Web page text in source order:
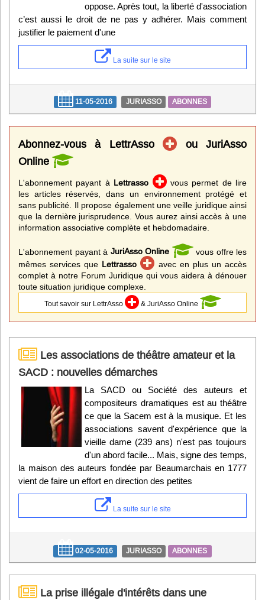
oppose. Après tout, la liberté d'association
c’est aussi le droit de ne pas y adhérer. Mais comment
justifier le paiement d'une
La suite sur le site
11-05-2016 JURIASSO ABONNES
Abonnez-vous à LettrAsso
ou JuriAsso
Online
L'abonnement payant à Lettrasso
vous permet de lire
les articles réservés, dans un environnement protégé et
sans publicité. Il propose également une veille juridique ainsi
que la dernière jurisprudence. Vous aurez ainsi accès à une
information associative complète et hebdomadaire.
L'abonnement payant à JuriAsso Online
vous offre les
mêmes services que Lettrasso
avec en plus un accès
complet à notre Forum Juridique qui vous aidera à dénouer
toute situation juridique complexe.
Tout savoir sur LettrAsso & JuriAsso Online
Les associations de théâtre amateur et la
SACD : nouvelles démarches
La SACD ou Société des auteurs et
compositeurs dramatiques est au théâtre
ce que la Sacem est à la musique. Et les
associations savent d'expérience que la
vieille dame (239 ans) n'est pas toujours
d'un abord facile... Mais, signe des temps,
la maison des auteurs fondée par Beaumarchais en 1777
vient de faire un effort en direction des petites
La suite sur le site
02-05-2016 JURIASSO ABONNES
La prise illégale d'intérêts dans une